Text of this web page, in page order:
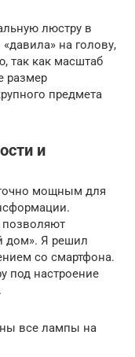
люстру в
на голову,
так как масштаб
размер
предмета
и
мощным для
дом». Я решил
со смартфона.
под настроение
все лампы на